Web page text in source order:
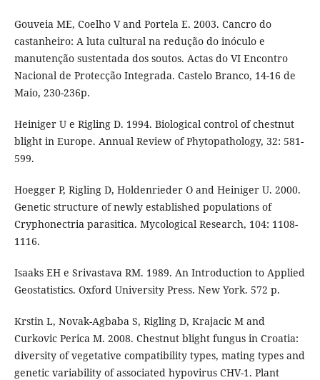
Gouveia ME, Coelho V and Portela E. 2003. Cancro do
castanheiro: A luta cultural na redução do inóculo e
manutenção sustentada dos soutos. Actas do VI Encontro
Nacional de Protecção Integrada. Castelo Branco, 14-16 de
Maio, 230-236p.
Heiniger U e Rigling D. 1994. Biological control of chestnut
blight in Europe. Annual Review of Phytopathology, 32: 581-
599.
Hoegger P, Rigling D, Holdenrieder O and Heiniger U. 2000.
Genetic structure of newly established populations of
Cryphonectria parasitica. Mycological Research, 104: 1108-
1116.
Isaaks EH e Srivastava RM. 1989. An Introduction to Applied
Geostatistics. Oxford University Press. New York. 572 p.
Krstin L, Novak-Agbaba S, Rigling D, Krajacic M and
Curkovic Perica M. 2008. Chestnut blight fungus in Croatia:
diversity of vegetative compatibility types, mating types and
genetic variability of associated hypovirus CHV-1. Plant